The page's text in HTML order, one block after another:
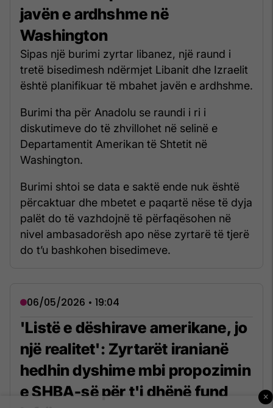
javën e ardhshme në
Washington
Sipas një burimi zyrtar libanez, një raund i
tretë bisedimesh ndërmjet Libanit dhe Izraelit
është planifikuar të mbahet javën e ardhshme.
Burimi tha për Anadolu se raundi i ri i
diskutimeve do të zhvillohet në selinë e
Departamentit Amerikan të Shtetit në
Washington.
Burimi shtoi se data e saktë ende nuk është
përcaktuar dhe mbetet e paqartë nëse të dyja
palët do të vazhdojnë të përfaqësohen në
nivel ambasadorësh apo nëse zyrtarë të tjerë
do t’u bashkohen bisedimeve.
06/05/2026 • 19:04
'Listë e dëshirave amerikane, jo
një realitet': Zyrtarët iranianë
hedhin dyshime mbi propozimin
e SHBA-së për t'i dhënë fund
×